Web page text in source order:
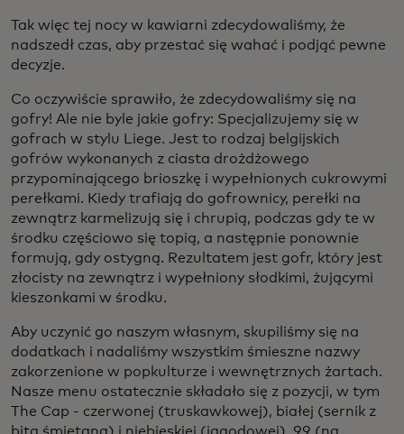
Tak więc tej nocy w kawiarni zdecydowaliśmy, że
nadszedł czas, aby przestać się wahać i podjąć pewne
decyzje.
Co oczywiście sprawiło, że zdecydowaliśmy się na
gofry! Ale nie byle jakie gofry: Specjalizujemy się w
gofrach w stylu Liege. Jest to rodzaj belgijskich
gofrów wykonanych z ciasta drożdżowego
przypominającego brioszkę i wypełnionych cukrowymi
perełkami. Kiedy trafiają do gofrownicy, perełki na
zewnątrz karmelizują się i chrupią, podczas gdy te w
środku częściowo się topią, a następnie ponownie
formują, gdy ostygną. Rezultatem jest gofr, który jest
złocisty na zewnątrz i wypełniony słodkimi, żującymi
kieszonkami w środku.
Aby uczynić go naszym własnym, skupiliśmy się na
dodatkach i nadaliśmy wszystkim śmieszne nazwy
zakorzenione w popkulturze i wewnętrznych żartach.
Nasze menu ostatecznie składało się z pozycji, w tym
The Cap - czerwonej (truskawkowej), białej (sernik z